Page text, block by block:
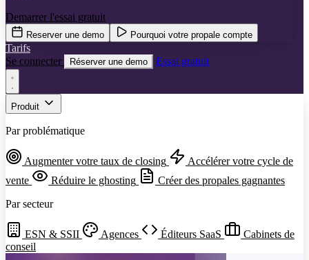
Demarrer l'essai gratuit
Reserver une demo Pourquoi votre propale compte
Tarifs
Se connecter
Réserver une demo Essai gratuit
Produit
Par problématique
Augmenter votre taux de closing
Accélérer votre cycle de
vente
Réduire le ghosting
Créer des propales gagnantes
Par secteur
ESN & SSII Agences Éditeurs SaaS
Cabinets de
conseil